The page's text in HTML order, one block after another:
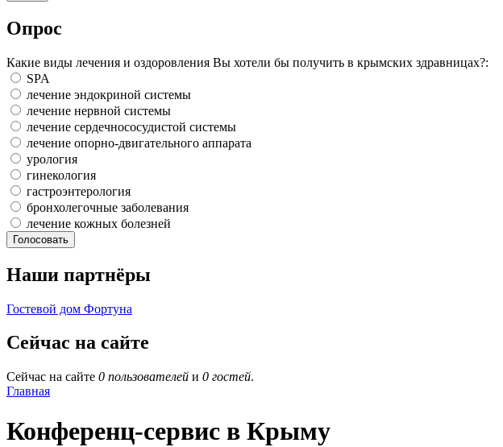
Опрос
Какие виды лечения и оздоровления Вы хотели бы получить в крымских здравницах?:
SPA
лечение эндокриной системы
лечение нервной системы
лечение сердечнососудистой системы
лечение опорно-двигательного аппарата
урология
гинекология
гастроэнтерология
бронхолегочные заболевания
лечение кожных болезней
Наши партнёры
Гостевой дом Фортуна
Сейчас на сайте
Сейчас на сайте 0 пользователей и 0 гостей.
Главная
Конференц-сервис в Крыму